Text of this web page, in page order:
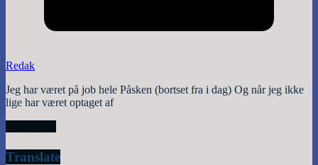
Redak
Jeg har været på job hele Påsken (bortset fra i dag) Og når jeg ikke
lige har været optaget af
Translate